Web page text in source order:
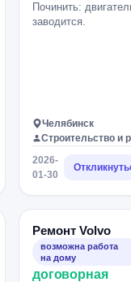
Починить:
заводится.
Челябинск
Строительство и
2026-
01-30
Ремонт Volvo
возможна работа
на дому
договорная